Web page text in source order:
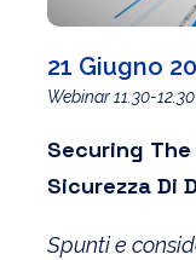
21 Giugno
Webinar 11.30-12.30
Securing
Sicurezza Di
Spunti e